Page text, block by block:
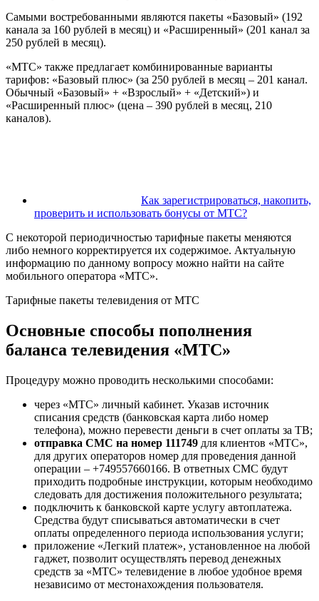
Самыми востребованными являются пакеты «Базовый» (192
канала за 160 рублей в месяц) и «Расширенный» (201 канал за
250 рублей в месяц).
«МТС» также предлагает комбинированные варианты
тарифов: «Базовый плюс» (за 250 рублей в месяц – 201 канал.
Обычный «Базовый» + «Взрослый» + «Детский») и
«Расширенный плюс» (цена – 390 рублей в месяц, 210
каналов).
Как зарегистрироваться, накопить,
проверить и использовать бонусы от МТС?
С некоторой периодичностью тарифные пакеты меняются
либо немного корректируется их содержимое. Актуальную
информацию по данному вопросу можно найти на сайте
мобильного оператора «МТС».
Тарифные пакеты телевидения от МТС
Основные способы пополнения
баланса телевидения «МТС»
Процедуру можно проводить несколькими способами:
через «МТС» личный кабинет. Указав источник
списания средств (банковская карта либо номер
телефона), можно перевести деньги в счет оплаты за ТВ;
отправка СМС на номер 111749 для клиентов «МТС»,
для других операторов номер для проведения данной
операции – +749557660166. В ответных СМС будут
приходить подробные инструкции, которым необходимо
следовать для достижения положительного результата;
подключить к банковской карте услугу автоплатежа.
Средства будут списываться автоматически в счет
оплаты определенного периода использования услуги;
приложение «Легкий платеж», установленное на любой
гаджет, позволит осуществлять перевод денежных
средств за «МТС» телевидение в любое удобное время
независимо от местонахождения пользователя.